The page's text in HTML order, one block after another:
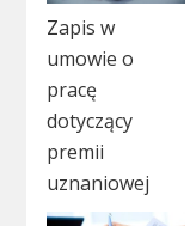
Zapis w
umowie o
pracę
dotyczący
premii
uznaniowej